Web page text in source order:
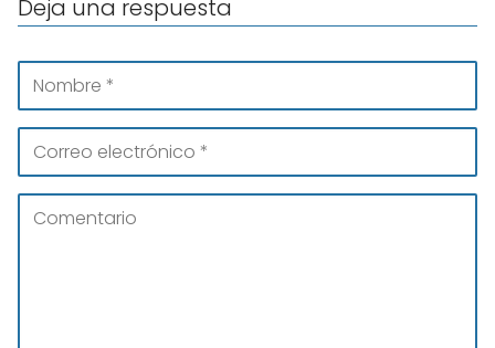
Deja una respuesta